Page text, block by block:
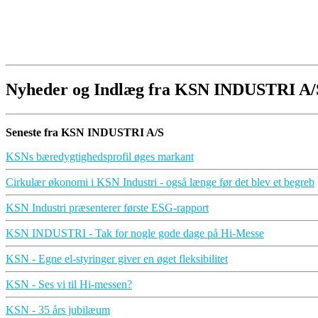
Nyheder og Indlæg fra KSN INDUSTRI A/
Seneste fra KSN INDUSTRI A/S
KSNs bæredygtighedsprofil øges markant
Cirkulær økonomi i KSN Industri - også længe før det blev et begreb
KSN Industri præsenterer første ESG-rapport
KSN INDUSTRI - Tak for nogle gode dage på Hi-Messe
KSN - Egne el-styringer giver en øget fleksibilitet
KSN - Ses vi til Hi-messen?
KSN - 35 års jubilæum